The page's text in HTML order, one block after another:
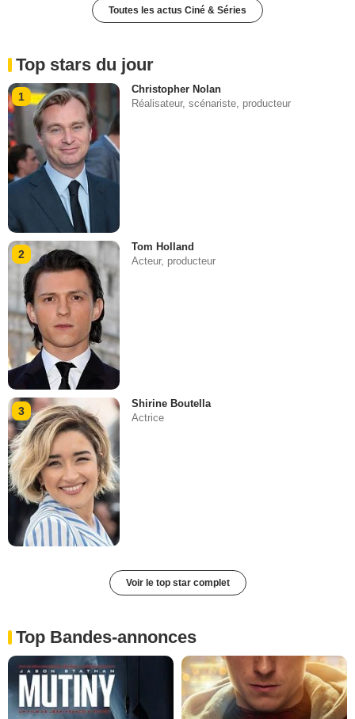
Toutes les actus Ciné & Séries
Top stars du jour
1
Christopher Nolan
Réalisateur, scénariste, producteur
2
Tom Holland
Acteur, producteur
3
Shirine Boutella
Actrice
Voir le top star complet
Top Bandes-annonces